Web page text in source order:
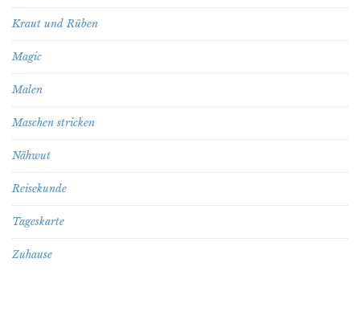
Kraut und Rüben
Magic
Malen
Maschen stricken
Nähwut
Reisekunde
Tageskarte
Zuhause